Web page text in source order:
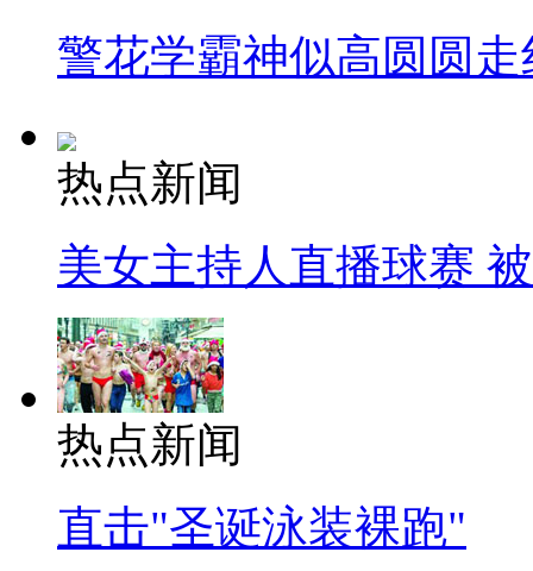
警花学霸神似高圆圆走
热点新闻
美女主持人直播球赛
热点新闻
直击"圣诞泳装裸跑"